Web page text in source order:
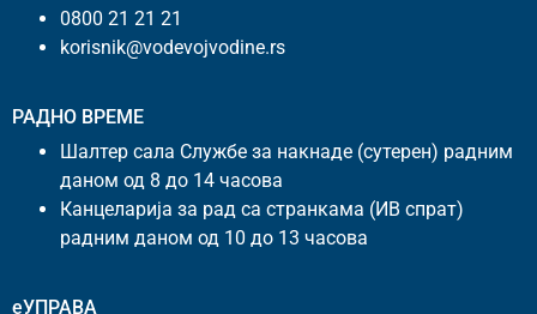
0800 21 21 21
korisnik@vodevojvodine.rs
РАДНО ВРЕМЕ
Шалтер сала Службе за накнаде (сутерен) радним
даном од 8 до 14 часова
Канцеларија за рад са странкама (ИВ спрат)
радним даном од 10 до 13 часова
еУПРАВА